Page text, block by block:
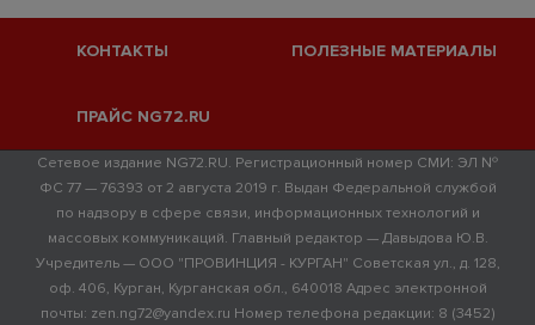
КОНТАКТЫ ПОЛЕЗНЫЕ МАТЕРИАЛЫ
ПРАЙС NG72.RU
Сетевое издание NG72.RU. Регистрационный номер СМИ: ЭЛ №
ФС 77 — 76393 от 2 августа 2019 г. Выдан Федеральной службой
по надзору в сфере связи, информационных технологий и
массовых коммуникаций. Главный редактор — Давыдова Ю.В.
Учредитель — ООО "ПРОВИНЦИЯ - КУРГАН" Советская ул., д. 128,
оф. 406, Курган, Курганская обл., 640018 Адрес электронной
почты: zen.ng72@yandex.ru Номер телефона редакции: 8 (3452)